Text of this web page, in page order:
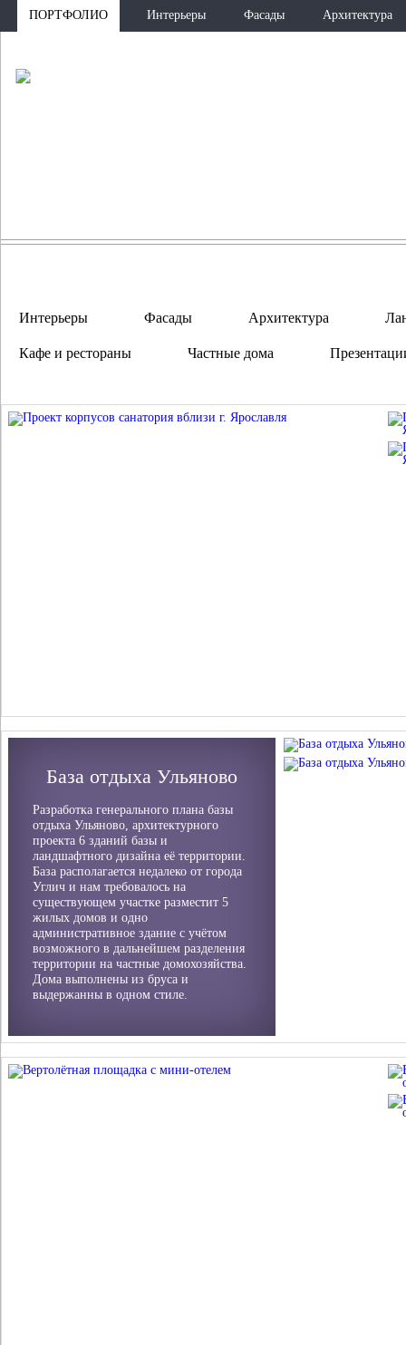
ПОРТФОЛИО Интерьеры Фасады Архитектура
Интерьеры Фасады Архитектура
Кафе и рестораны Частные дома
База отдыха Ульяново
Разработка генерального плана базы
отдыха Ульяново, архитектурного
проекта 6 зданий базы и
ландшафтного дизайна её территории.
База располагается недалеко от города
Углич и нам требовалось на
существующем участке разместит 5
жилых домов и одно
административное здание с учётом
возможного в дальнейшем разделения
территории на частные домохозяйства.
Дома выполнены из бруса и
выдержанны в одном стиле.